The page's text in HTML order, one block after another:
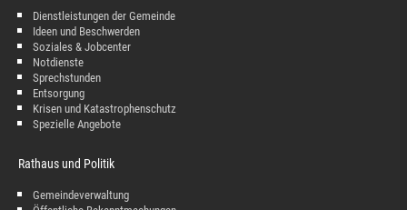
Dienstleistungen der Gemeinde
Ideen und Beschwerden
Soziales & Jobcenter
Notdienste
Sprechstunden
Entsorgung
Krisen und Katastrophenschutz
Spezielle Angebote
Rathaus und Politik
Gemeindeverwaltung